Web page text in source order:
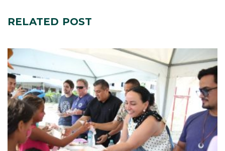
RELATED POST